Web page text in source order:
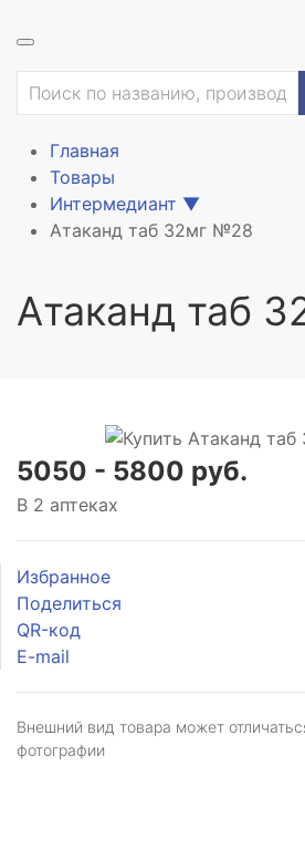
Главная
Товары
Интермедиант ▼
Атаканд таб 32мг №28
Атаканд таб
5050 - 5800 руб.
В 2 аптеках
Избранное
Поделиться
QR-код
E-mail
Внешний вид товара может
фотографии